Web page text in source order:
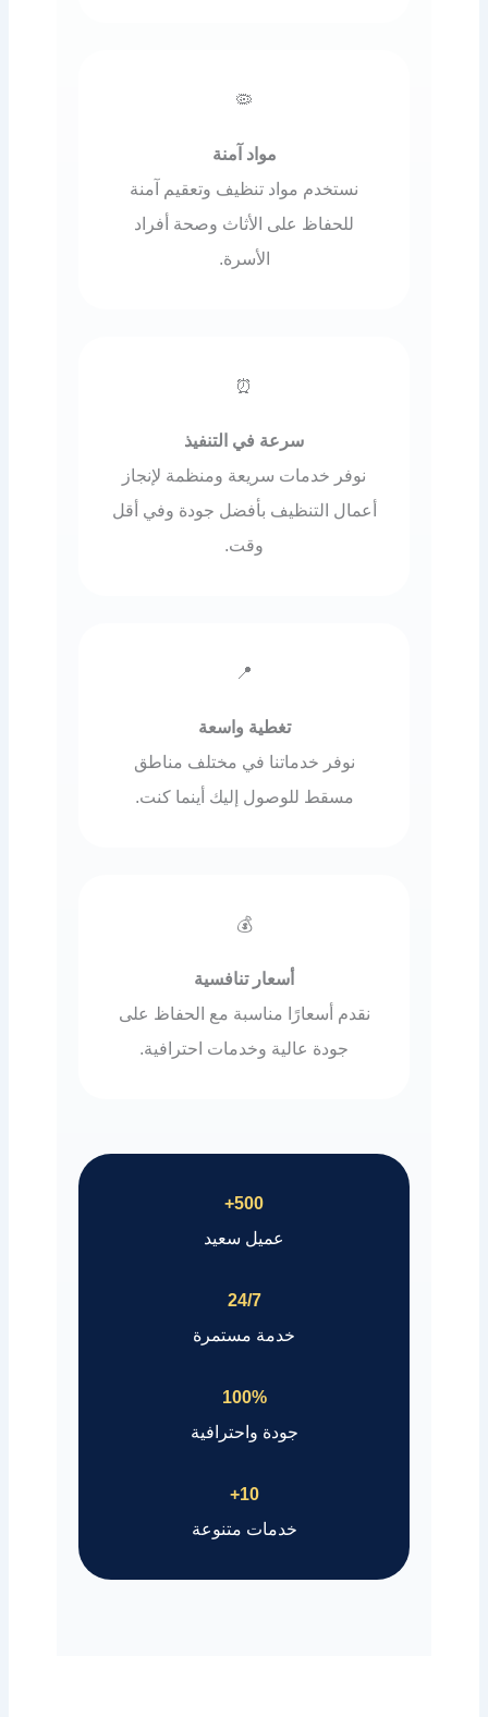
🦠
مواد آمنة
نستخدم مواد تنظيف وتعقيم آمنة
للحفاظ على الأثاث وصحة أفراد
الأسرة.
⏰
سرعة في التنفيذ
نوفر خدمات سريعة ومنظمة لإنجاز
أعمال التنظيف بأفضل جودة وفي أقل
وقت.
📍
تغطية واسعة
نوفر خدماتنا في مختلف مناطق
مسقط للوصول إليك أينما كنت.
💰
أسعار تنافسية
نقدم أسعارًا مناسبة مع الحفاظ على
جودة عالية وخدمات احترافية.
500+
عميل سعيد
24/7
خدمة مستمرة
100%
جودة واحترافية
10+
خدمات متنوعة